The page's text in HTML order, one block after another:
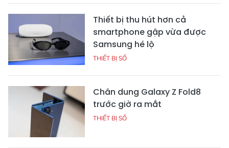
Thiết bị thu hút hơn cả
smartphone gập vừa được
Samsung hé lộ
THIẾT BỊ SỐ
Chân dung Galaxy Z Fold8
trước giờ ra mắt
THIẾT BỊ SỐ